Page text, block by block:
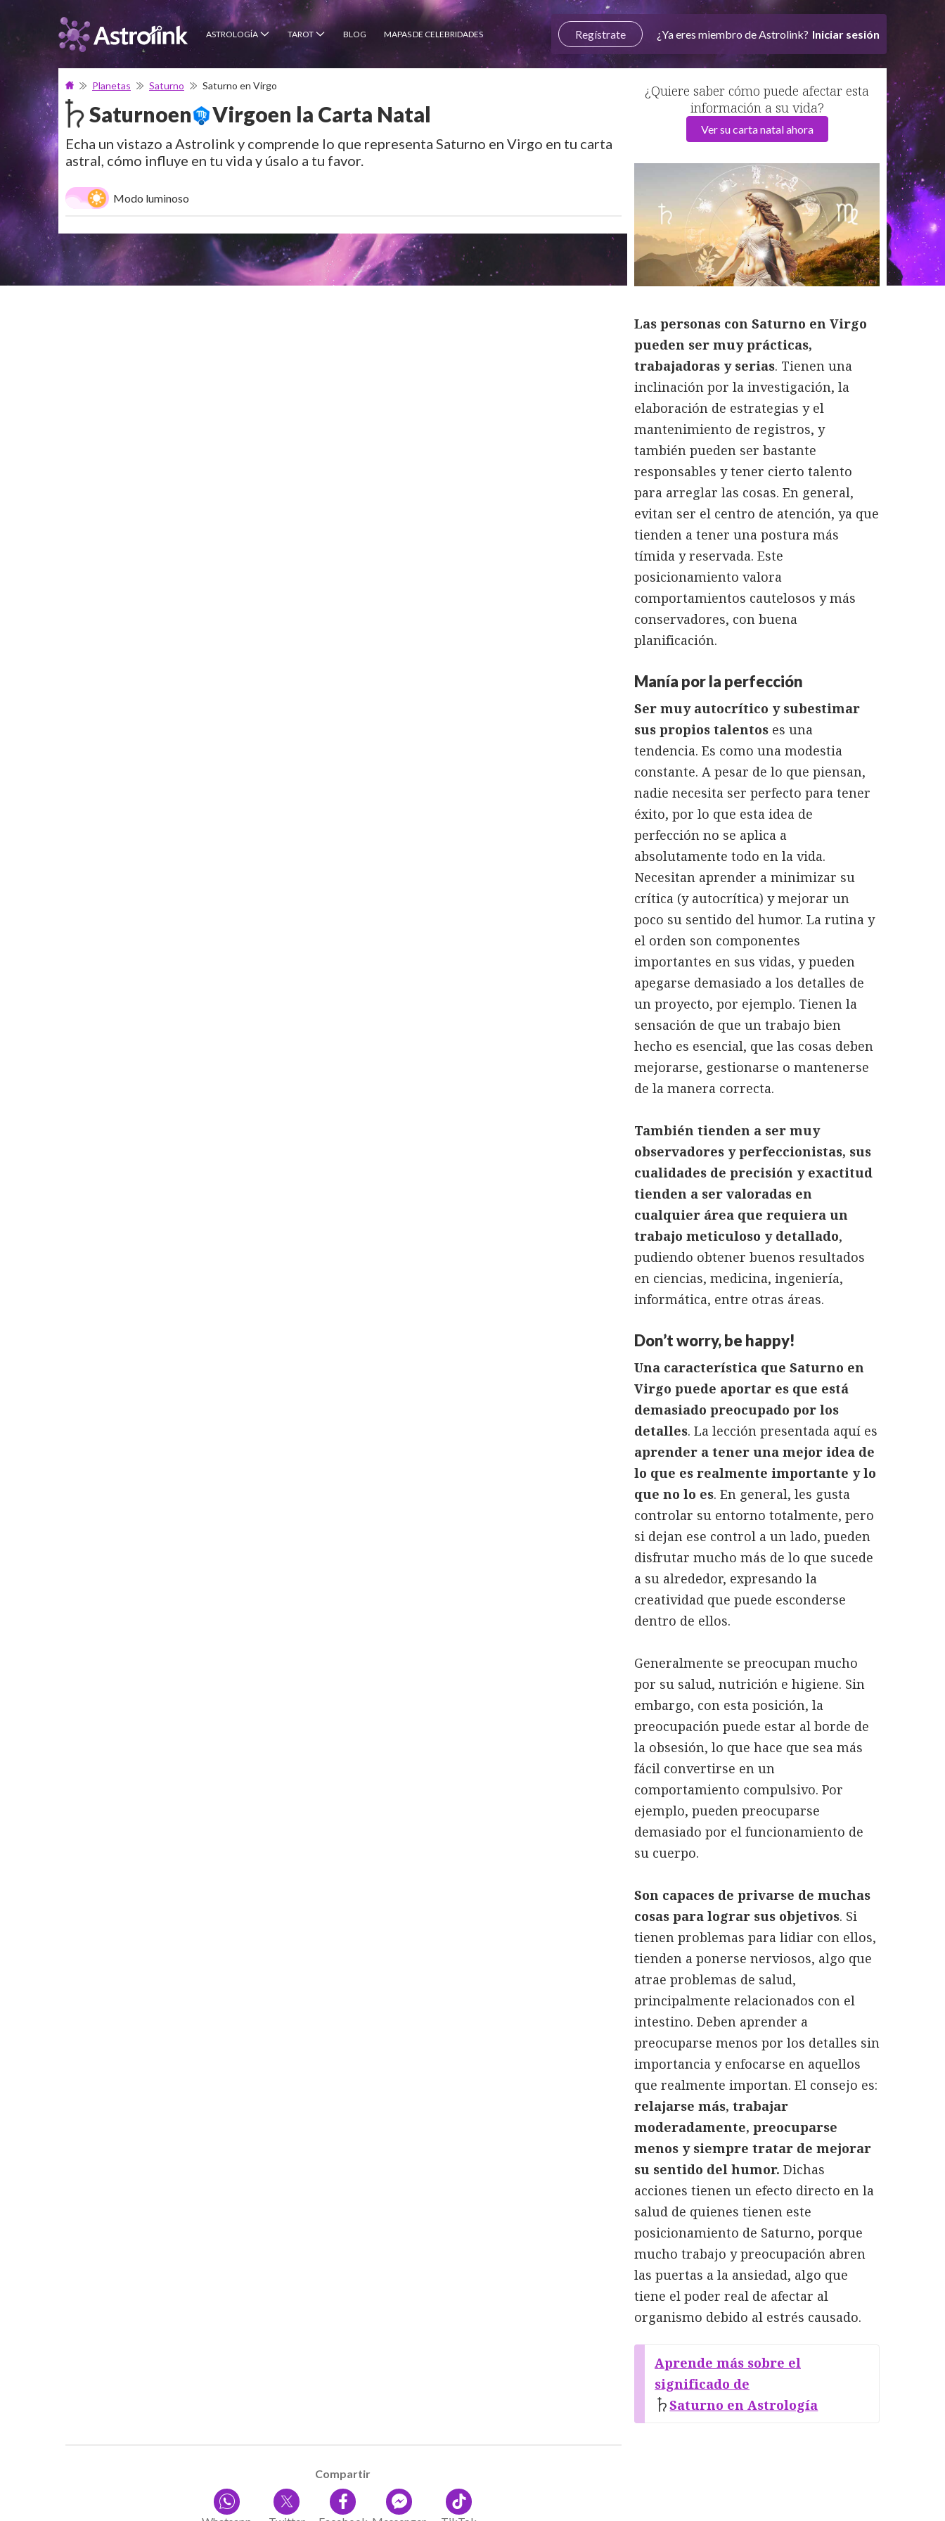
ASTROLOGÍA TAROT BLOG MAPAS DE CELEBRIDADES Regístrate ¿Ya eres miembro de Astrolink? Iniciar sesión
Planetas Saturno Saturno en Virgo
Saturnoen Virgoen la Carta Natal
Echa un vistazo a Astrolink y comprende lo que representa Saturno en Virgo en tu carta
astral, cómo influye en tu vida y úsalo a tu favor.
Modo luminoso
¿Quiere saber cómo puede afectar esta
información a su vida?
Ver su carta natal ahora
Las personas con Saturno en Virgo
pueden ser muy prácticas,
trabajadoras y serias. Tienen una
inclinación por la investigación, la
elaboración de estrategias y el
mantenimiento de registros, y
también pueden ser bastante
responsables y tener cierto talento
para arreglar las cosas. En general,
evitan ser el centro de atención, ya que
tienden a tener una postura más
tímida y reservada. Este
posicionamiento valora
comportamientos cautelosos y más
conservadores, con buena
planificación.
Manía por la perfección
Ser muy autocrítico y subestimar
sus propios talentos es una
tendencia. Es como una modestia
constante. A pesar de lo que piensan,
nadie necesita ser perfecto para tener
éxito, por lo que esta idea de
perfección no se aplica a
absolutamente todo en la vida.
Necesitan aprender a minimizar su
crítica (y autocrítica) y mejorar un
poco su sentido del humor. La rutina y
el orden son componentes
importantes en sus vidas, y pueden
apegarse demasiado a los detalles de
un proyecto, por ejemplo. Tienen la
sensación de que un trabajo bien
hecho es esencial, que las cosas deben
mejorarse, gestionarse o mantenerse
de la manera correcta.
También tienden a ser muy
observadores y perfeccionistas, sus
cualidades de precisión y exactitud
tienden a ser valoradas en
cualquier área que requiera un
trabajo meticuloso y detallado,
pudiendo obtener buenos resultados
en ciencias, medicina, ingeniería,
informática, entre otras áreas.
Don’t worry, be happy!
Una característica que Saturno en
Virgo puede aportar es que está
demasiado preocupado por los
detalles. La lección presentada aquí es
aprender a tener una mejor idea de
lo que es realmente importante y lo
que no lo es. En general, les gusta
controlar su entorno totalmente, pero
si dejan ese control a un lado, pueden
disfrutar mucho más de lo que sucede
a su alrededor, expresando la
creatividad que puede esconderse
dentro de ellos.
Generalmente se preocupan mucho
por su salud, nutrición e higiene. Sin
embargo, con esta posición, la
preocupación puede estar al borde de
la obsesión, lo que hace que sea más
fácil convertirse en un
comportamiento compulsivo. Por
ejemplo, pueden preocuparse
demasiado por el funcionamiento de
su cuerpo.
Son capaces de privarse de muchas
cosas para lograr sus objetivos. Si
tienen problemas para lidiar con ellos,
tienden a ponerse nerviosos, algo que
atrae problemas de salud,
principalmente relacionados con el
intestino. Deben aprender a
preocuparse menos por los detalles sin
importancia y enfocarse en aquellos
que realmente importan. El consejo es:
relajarse más, trabajar
moderadamente, preocuparse
menos y siempre tratar de mejorar
su sentido del humor. Dichas
acciones tienen un efecto directo en la
salud de quienes tienen este
posicionamiento de Saturno, porque
mucho trabajo y preocupación abren
las puertas a la ansiedad, algo que
tiene el poder real de afectar al
organismo debido al estrés causado.
Aprende más sobre el
significado de
Saturno en Astrología
Compartir